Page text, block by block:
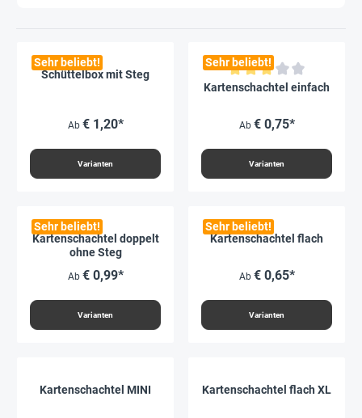
Sehr beliebt!
Schüttelbox mit Steg
Ab € 1,20*
Varianten
Sehr beliebt!
Durchschnittliche Bewertung
Kartenschachtel einfach
Ab € 0,75*
Varianten
Sehr beliebt!
Kartenschachtel doppelt
ohne Steg
Ab € 0,99*
Varianten
Sehr beliebt!
Kartenschachtel flach
Ab € 0,65*
Varianten
Kartenschachtel MINI Kartenschachtel flach XL